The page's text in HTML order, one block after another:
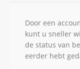
Door een
kunt u sneller
de status van
eerder hebt